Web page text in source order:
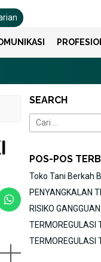
SEARCH
Cari
untuk:
POS-POS
Toko Tani Berkah
PENYANGKALAN
RISIKO
TERMOREGULASI
TERMOREGULASI